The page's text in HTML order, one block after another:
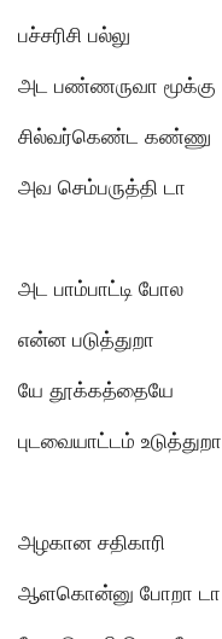
பச்சரிசி பல்லு
அட பண்ணருவா மூக்கு
சில்வர்கெண்ட கண்ணு
அவ செம்பருத்தி டா
அட பாம்பாட்டி போல
என்ன படுத்துறா
யே தூக்கத்தையே
புடவையாட்டம் உடுத்துறா
அழகான சதிகாரி
ஆளகொன்னு போறா டா